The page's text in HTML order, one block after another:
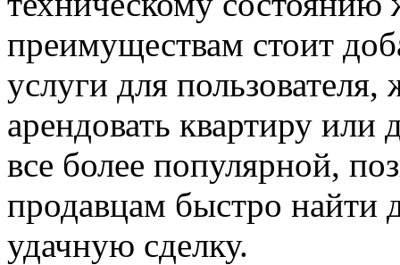
преимуществам стоит
услуги для
арендовать квартиру или
все более популярной,
продавцам быстро найти
удачную сделку.